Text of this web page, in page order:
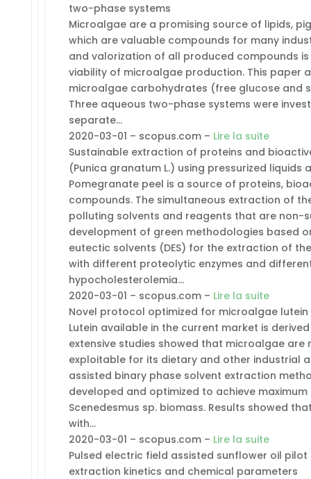
two-phase systems
Microalgae are a promising source of lipids,
which are valuable compounds for many
and valorization of all produced compounds
viability of microalgae production. This paper
microalgae carbohydrates (free glucose and
Three aqueous two-phase systems were
separate…
2020-03-01 – scopus.com – Lire la suite
Sustainable extraction of proteins and
(Punica granatum L.) using pressurized liquids
Pomegranate peel is a source of proteins,
compounds. The simultaneous extraction of
polluting solvents and reagents that are non-
development of green methodologies based
eutectic solvents (DES) for the extraction of
with different proteolytic enzymes and
hypocholesterolemia…
2020-03-01 – scopus.com – Lire la suite
Novel protocol optimized for microalgae
Lutein available in the current market is
extensive studies showed that microalgae
exploitable for its dietary and other industrial
assisted binary phase solvent extraction
developed and optimized to achieve
Scenedesmus sp. biomass. Results showed
with…
2020-03-01 – scopus.com – Lire la suite
Pulsed electric field assisted sunflower oil
extraction kinetics and chemical parameters